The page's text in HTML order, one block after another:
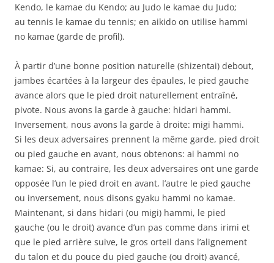
Kendo, le kamae du Kendo; au Judo le kamae du Judo;
au tennis le kamae du tennis; en aikido on utilise hammi
no kamae (garde de profil).
À partir d’une bonne position naturelle (shizentai) debout,
jambes écartées à la largeur des épaules, le pied gauche
avance alors que le pied droit naturellement entraîné,
pivote. Nous avons la garde à gauche: hidari hammi.
Inversement, nous avons la garde à droite: migi hammi.
Si les deux adversaires prennent la même garde, pied droit
ou pied gauche en avant, nous obtenons: ai hammi no
kamae: Si, au contraire, les deux adversaires ont une garde
opposée l’un le pied droit en avant, l’autre le pied gauche
ou inversement, nous disons gyaku hammi no kamae.
Maintenant, si dans hidari (ou migi) hammi, le pied
gauche (ou le droit) avance d’un pas comme dans irimi et
que le pied arrière suive, le gros orteil dans l’alignement
du talon et du pouce du pied gauche (ou droit) avancé,